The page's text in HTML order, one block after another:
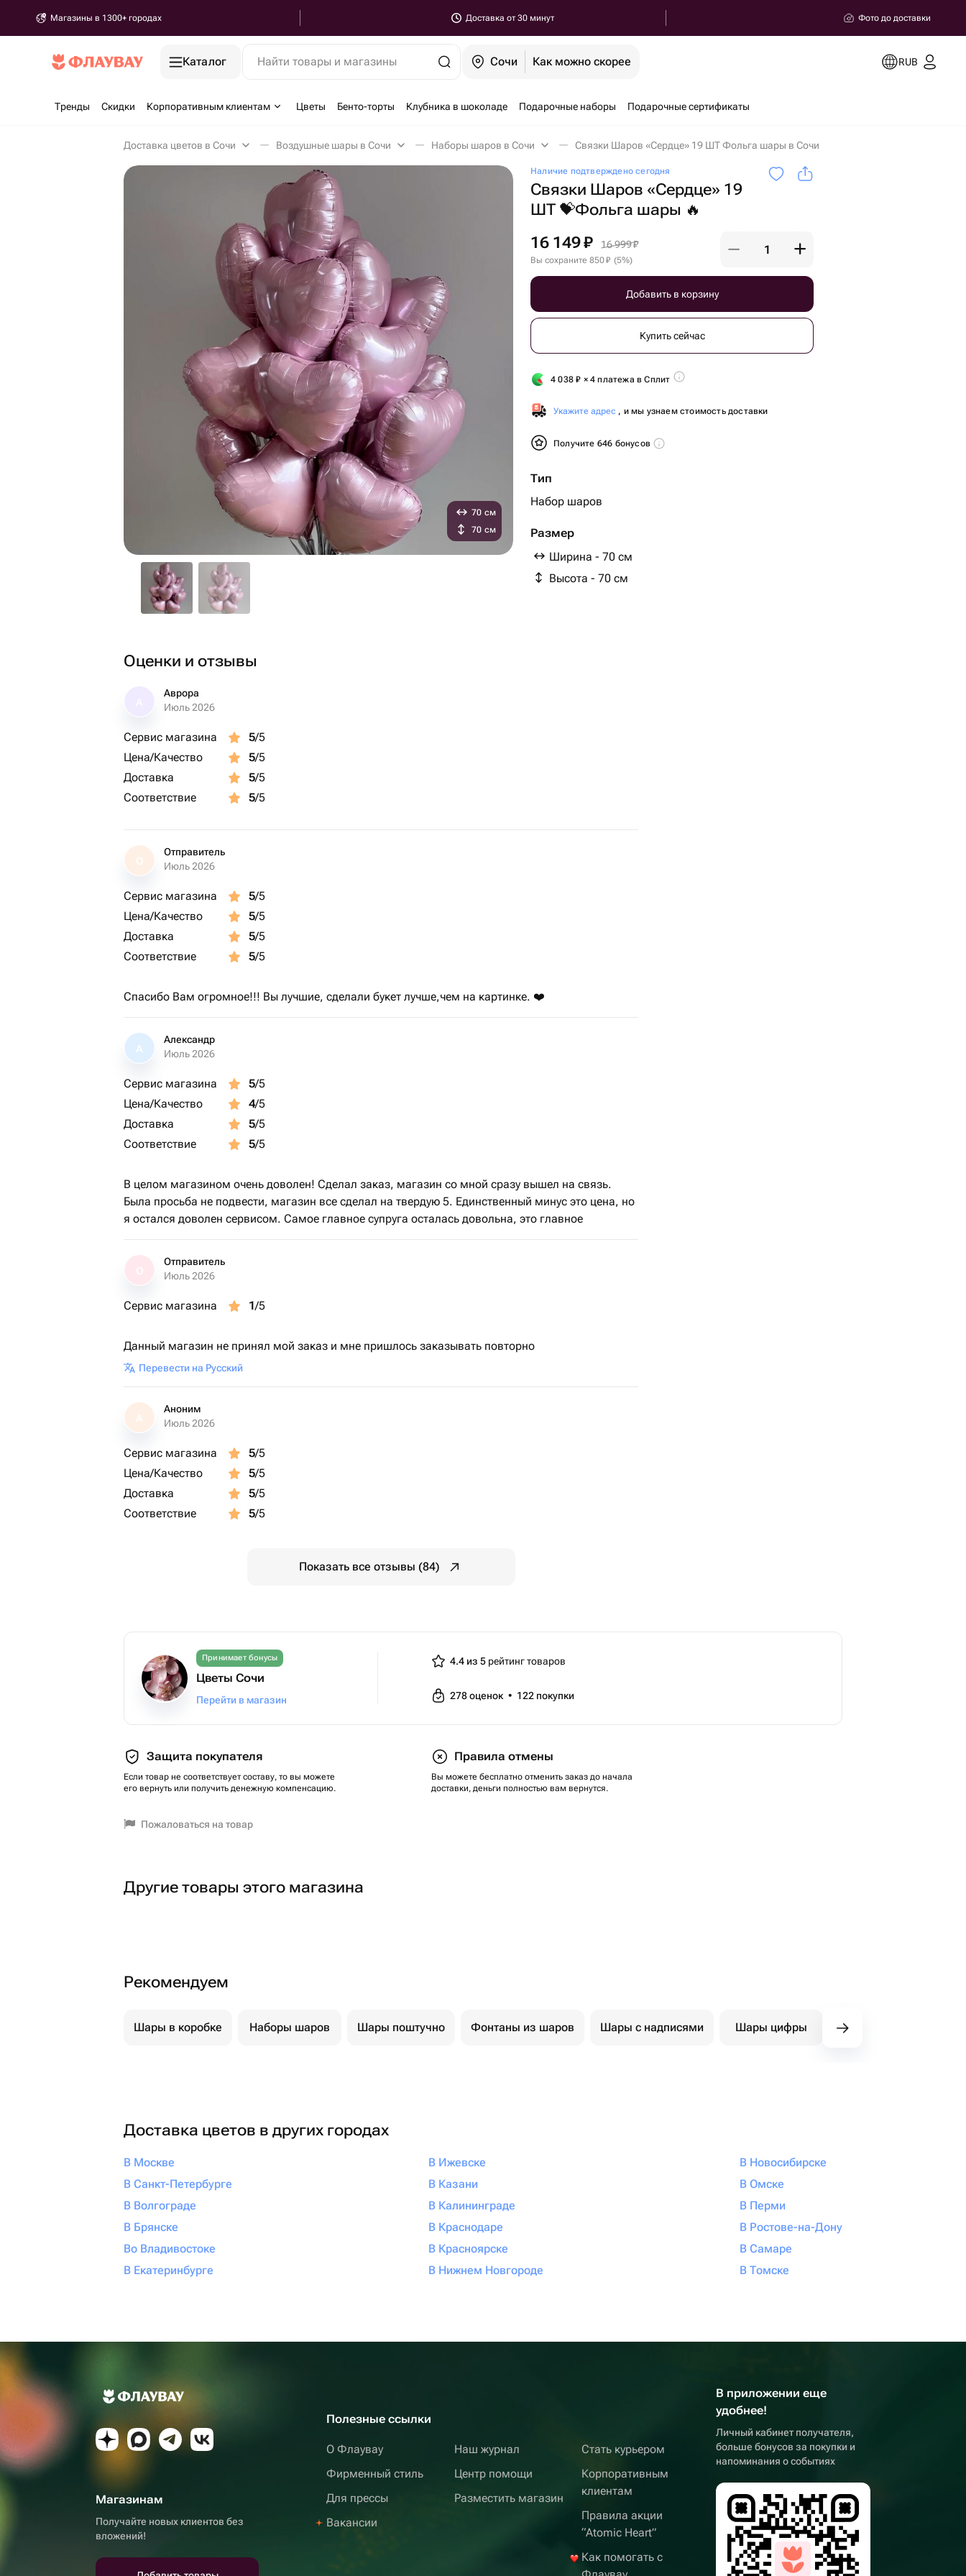
Магазины в 1300+ городах Доставка от 30 минут Фото до доставки
Каталог Найти товары и магазины Сочи Как можно скорее RUB
Тренды Скидки Корпоративным клиентам Цветы Бенто-торты Клубника в шоколаде Подарочные наборы Подарочные сертификаты
Доставка цветов в Сочи Воздушные шары в Сочи Наборы шаров в Сочи Связки Шаров «Сердце» 19 ШТ Фольга шары в Сочи
Наличие подтверждено сегодня
Связки Шаров «Сердце» 19
ШТ 💝Фольга шары 🔥
16 149₽ 16 999₽
Вы сохраните 850₽ (5%)
Добавить в корзину
Купить сейчас
4 038₽ × 4 платежа в Сплит
Укажите адрес , и мы узнаем стоимость доставки
Получите 646 бонусов
Тип
Набор шаров
Размер
Ширина - 70 см
Высота - 70 см
70 см
70 см
Оценки и отзывы
Аврора
Июль 2026
Сервис магазина 5/5
Цена/Качество
5/5
Доставка
5/5
Соответствие
5/5
О
Отправитель
Июль 2026
Сервис магазина 5/5
Цена/Качество
5/5
Доставка
5/5
Соответствие
5/5
Спасибо Вам огромное!!! Вы лучшие, сделали букет лучше,чем на картинке. ❤️
А
Александр
Июль 2026
Сервис магазина 5/5
Цена/Качество
4/5
Доставка
5/5
Соответствие
5/5
В целом магазином очень доволен! Сделал заказ, магазин со мной сразу вышел на связь.
Была просьба не подвести, магазин все сделал на твердую 5. Единственный минус это цена, но
я остался доволен сервисом. Самое главное супруга осталась довольна, это главное
Отправитель
Июль 2026
Сервис магазина 1/5
Данный магазин не принял мой заказ и мне пришлось заказывать повторно
Перевести на Русский
А
Аноним
Июль 2026
Сервис магазина 5/5
Цена/Качество
5/5
Доставка
5/5
Соответствие
5/5
Показать все отзывы (84)
Принимает бонусы
Цветы Сочи
Перейти в магазин
4.4 из 5 рейтинг товаров
278оценок • 122 покупки
Защита покупателя
Если товар не соответствует составу, то вы можете
его вернуть или получить денежную компенсацию.
Правила отмены
Вы можете бесплатно отменить заказ до начала
доставки, деньги полностью вам вернутся.
Пожаловаться на товар
Другие товары этого магазина
Рекомендуем
Шары в коробке Наборы шаров Шары поштучно Фонтаны из шаров Шары с надписями Шары цифры
Доставка цветов в других городах
В Москве
В Санкт-Петербурге
В Волгограде
В Брянске
Во Владивостоке
В Екатеринбурге
В Ижевске
В Казани
В Калининграде
В Краснодаре
В Красноярске
В Нижнем Новгороде
В Новосибирске
В Омске
В Перми
В Ростове-на-Дону
В Самаре
В Томске
Магазинам
Получайте новых клиентов без
вложений!
Полезные ссылки
О Флаувау
Фирменный стиль
Для прессы
Вакансии
Наш журнал
Центр помощи
Разместить магазин
Стать курьером
Корпоративным
клиентам
Правила акции
“Atomic Heart”
Как помогать с
В приложении еще
удобнее!
Личный кабинет получателя,
больше бонусов за покупки и
напоминания о событиях